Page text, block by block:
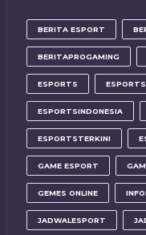
BERITA ESPORT
BERITAPROGAMING
ESPORTS
ESPORTSINDONESIA
ESPORTSTERKINI
GAME ESPORT
GEMES ONLINE
JADWALESPORT